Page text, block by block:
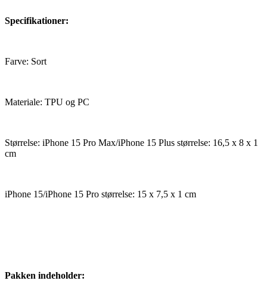
Specifikationer:
Farve: Sort
Materiale: TPU og PC
Størrelse: iPhone 15 Pro Max/iPhone 15 Plus størrelse: 16,5 x 8 x 1
cm
iPhone 15/iPhone 15 Pro størrelse: 15 x 7,5 x 1 cm
Pakken indeholder: